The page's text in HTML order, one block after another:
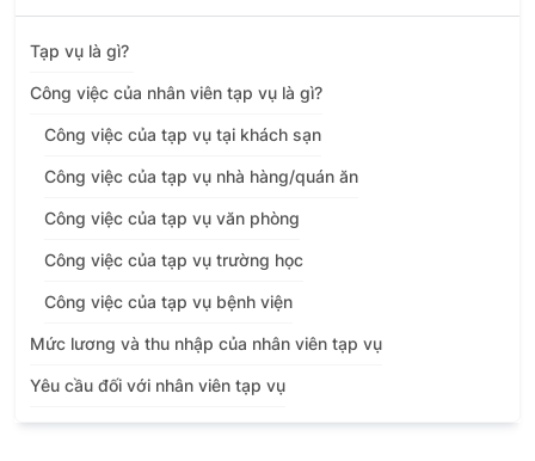
Tạp vụ là gì?
Công việc của nhân viên tạp vụ là gì?
Công việc của tạp vụ tại khách sạn
Công việc của tạp vụ nhà hàng/quán ăn
Công việc của tạp vụ văn phòng
Công việc của tạp vụ trường học
Công việc của tạp vụ bệnh viện
Mức lương và thu nhập của nhân viên tạp vụ
Yêu cầu đối với nhân viên tạp vụ